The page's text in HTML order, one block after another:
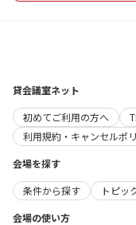
貸会議室ネット
初めてご利用の方へ
利用規約・キャンセルポ
会場を探す
条件から探す
トピッ
会場の使い方